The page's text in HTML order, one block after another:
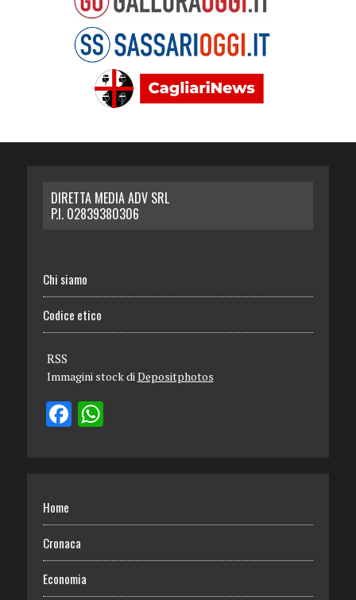
DIRETTA MEDIA ADV SRL
P.I. 02839380306
Chi siamo
Codice etico
RSS
Immagini stock diDepositphotos
Home
Cronaca
Economia